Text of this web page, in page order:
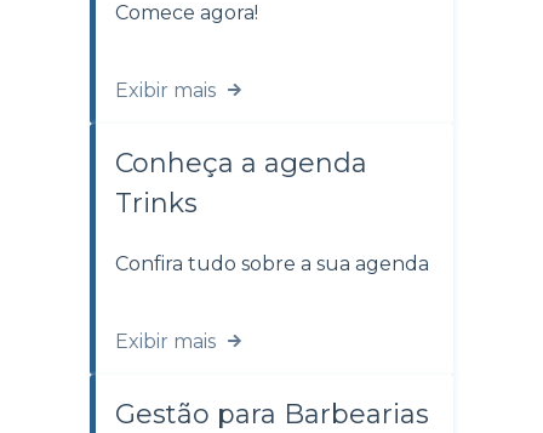
Comece agora!
Exibir mais
Conheça a agenda
Trinks
Confira tudo sobre a sua agenda
Exibir mais
Gestão para Barbearias